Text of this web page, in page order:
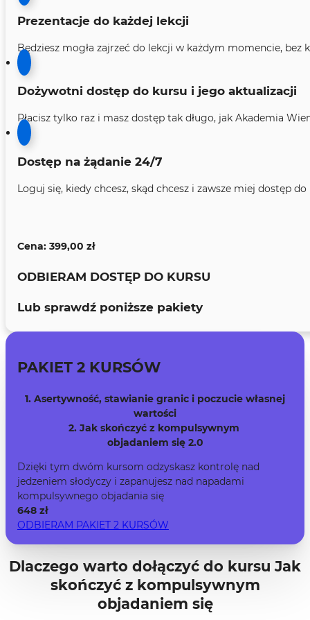
Prezentacje do każdej lekcji
Będziesz mogła zajrzeć do lekcji w każdym momencie, bez
Dożywotni dostęp do kursu i jego aktualizacji
​Płacisz tylko raz i masz dostęp tak długo, jak Akademia
Dostęp na żądanie 24/7
​Loguj się, kiedy chcesz, skąd chcesz i zawsze miej dostęp
Cena: 399,00 zł
ODBIERAM DOSTĘP DO KURSU
Lub sprawdź poniższe pakiety
PAKIET 2 KURSÓW
1. Asertywność, stawianie granic i poczucie własnej
wartości
2. Jak skończyć z kompulsywnym
objadaniem się 2.0
Dzięki tym dwóm kursom odzyskasz kontrolę nad
jedzeniem słodyczy i zapanujesz nad napadami
kompulsywnego objadania się
648 zł
ODBIERAM PAKIET 2 KURSÓW
Dlaczego warto dołączyć do kursu Jak
skończyć z kompulsywnym
objadaniem się